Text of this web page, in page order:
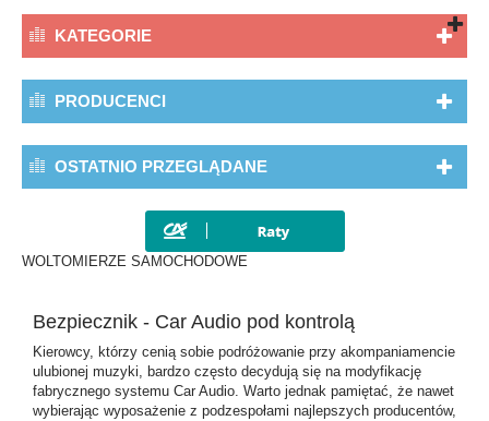
KATEGORIE
PRODUCENCI
OSTATNIO PRZEGLĄDANE
WOLTOMIERZE SAMOCHODOWE
Bezpiecznik - Car Audio pod kontrolą
Kierowcy, którzy cenią sobie podróżowanie przy akompaniamencie
ulubionej muzyki, bardzo często decydują się na modyfikację
fabrycznego systemu Car Audio. Warto jednak pamiętać, że nawet
wybierając wyposażenie z podzespołami najlepszych producentów,